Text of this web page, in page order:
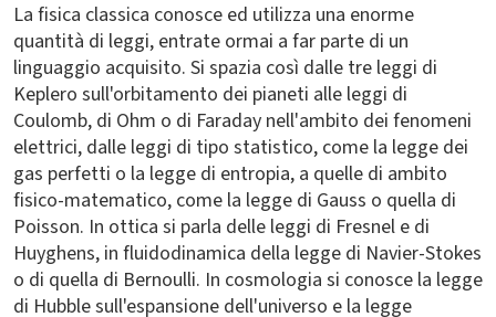
La fisica classica conosce ed utilizza una enorme
quantità di leggi, entrate ormai a far parte di un
linguaggio acquisito. Si spazia così dalle tre leggi di
Keplero sull'orbitamento dei pianeti alle leggi di
Coulomb, di Ohm o di Faraday nell'ambito dei fenomeni
elettrici, dalle leggi di tipo statistico, come la legge dei
gas perfetti o la legge di entropia, a quelle di ambito
fisico-matematico, come la legge di Gauss o quella di
Poisson. In ottica si parla delle leggi di Fresnel e di
Huyghens, in fluidodinamica della legge di Navier-Stokes
o di quella di Bernoulli. In cosmologia si conosce la legge
di Hubble sull'espansione dell'universo e la legge